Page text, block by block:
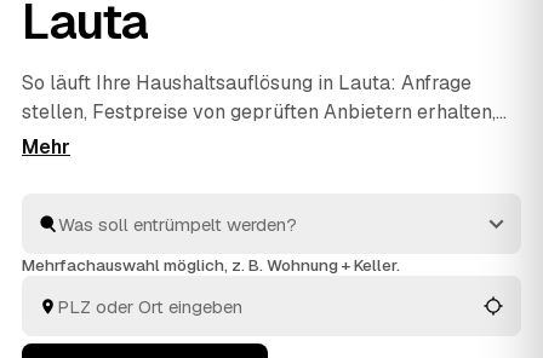
Lauta
So läuft Ihre Haushaltsauflösung in Lauta: Anfrage
stellen, Festpreise von geprüften Anbietern erhalten,
vergleichen, beauftragen. Mehr müssen Sie nicht
entsorgen alles fachgerecht. Verwertbare Möbel oder
Antiquitäten aus dem Nachlass werden auf die Kosten
besenrein übergeben. Die Angebote aus Lauta und
HoyerswerdaundBernsdorf
Mehrfachauswahl möglich, z. B. Wohnung + Keller.